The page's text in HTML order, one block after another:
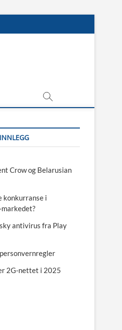
Crow og Belarusian
konkurranse i
antivirus fra Play
2G-nettet i 2025